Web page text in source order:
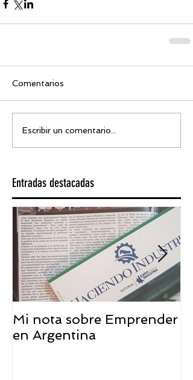
Comentarios
Escribir un comentario...
Entradas destacadas
Mi nota sobre Emprender
en Argentina